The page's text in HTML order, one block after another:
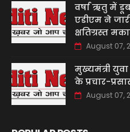
वर्षा ऋतु में
एडीएम ने
क्षतिग्रस्त
August 07,
मुख्यमंत्री
के प्रचार-
August 07,